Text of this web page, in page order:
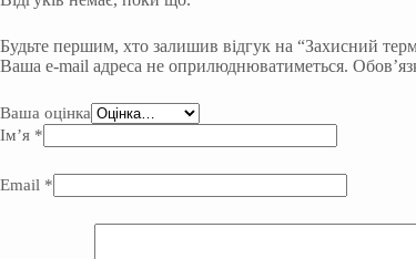
Будьте першим, хто залишив відгук на “Захисний
Ваша e-mail адреса не оприлюднюватиметься.
Ваша оцінка
Ім’я *
Email *